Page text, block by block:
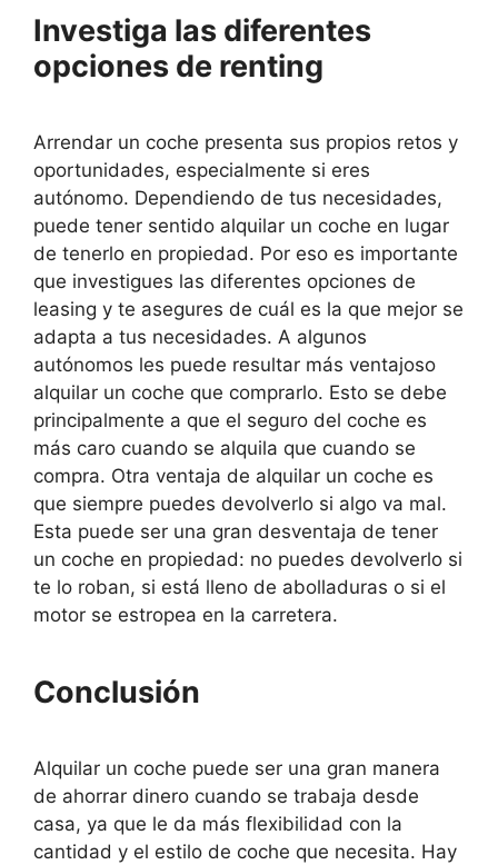
Investiga las diferentes
opciones de renting
Arrendar un coche presenta sus propios retos y
oportunidades, especialmente si eres
autónomo. Dependiendo de tus necesidades,
puede tener sentido alquilar un coche en lugar
de tenerlo en propiedad. Por eso es importante
que investigues las diferentes opciones de
leasing y te asegures de cuál es la que mejor se
adapta a tus necesidades. A algunos
autónomos les puede resultar más ventajoso
alquilar un coche que comprarlo. Esto se debe
principalmente a que el seguro del coche es
más caro cuando se alquila que cuando se
compra. Otra ventaja de alquilar un coche es
que siempre puedes devolverlo si algo va mal.
Esta puede ser una gran desventaja de tener
un coche en propiedad: no puedes devolverlo si
te lo roban, si está lleno de abolladuras o si el
motor se estropea en la carretera.
Conclusión
Alquilar un coche puede ser una gran manera
de ahorrar dinero cuando se trabaja desde
casa, ya que le da más flexibilidad con la
cantidad y el estilo de coche que necesita. Hay